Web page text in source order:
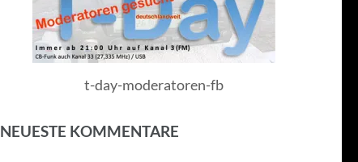
t-day-moderatoren-fb
NEUESTE KOMMENTARE